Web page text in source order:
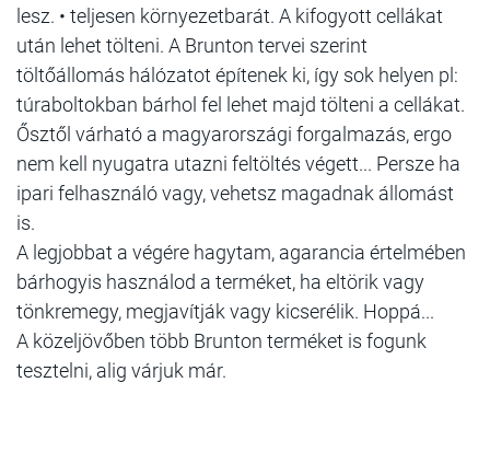
lesz. • teljesen környezetbarát. A kifogyott cellákat
után lehet tölteni. A Brunton tervei szerint
töltőállomás hálózatot építenek ki, így sok helyen pl:
túraboltokban bárhol fel lehet majd tölteni a cellákat.
Ősztől várható a magyarországi forgalmazás, ergo
nem kell nyugatra utazni feltöltés végett... Persze ha
ipari felhasználó vagy, vehetsz magadnak állomást
is.
A legjobbat a végére hagytam, agarancia értelmében
bárhogyis használod a terméket, ha eltörik vagy
tönkremegy, megjavítják vagy kicserélik. Hoppá...
A közeljövőben több Brunton terméket is fogunk
tesztelni, alig várjuk már.